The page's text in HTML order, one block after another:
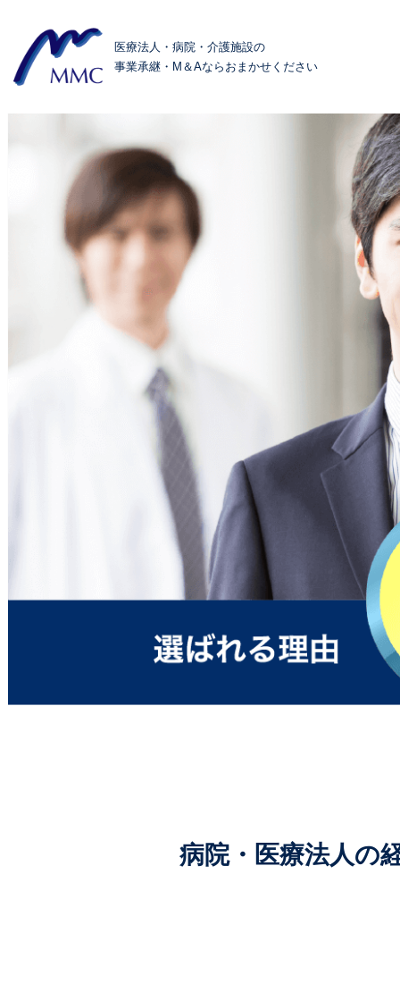
医療法人・病院・介護施設の
事業承継・M＆Aなら おまかせください
病院・医療法人の